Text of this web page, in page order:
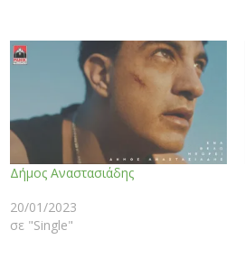
Δήμος Αναστασιάδης
20/01/2023
σε "Single"